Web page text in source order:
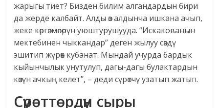
жарыгы тиет? Бизден билим алгандардын бири
да жерде калбайт. Алды өз алдынча ишкана ачып,
жеке көргөзмөлөрүн уюштурушууда. “Искакованын
мектебинен чыккандар” деген жылуу сөздү
эшитип жүрөк кубанат. Мындай учурда бардык
кыйынчылык унутулуп, дагы-дагы булактардын
көзүн ачкың келет”, – деди сүрөтчү узатып жатып.
Сүрөттөрдүн сыры